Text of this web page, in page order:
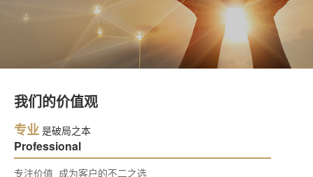
我们的价值观
专业 是破局之本
Professional
专注价值 成为客户的不二之选